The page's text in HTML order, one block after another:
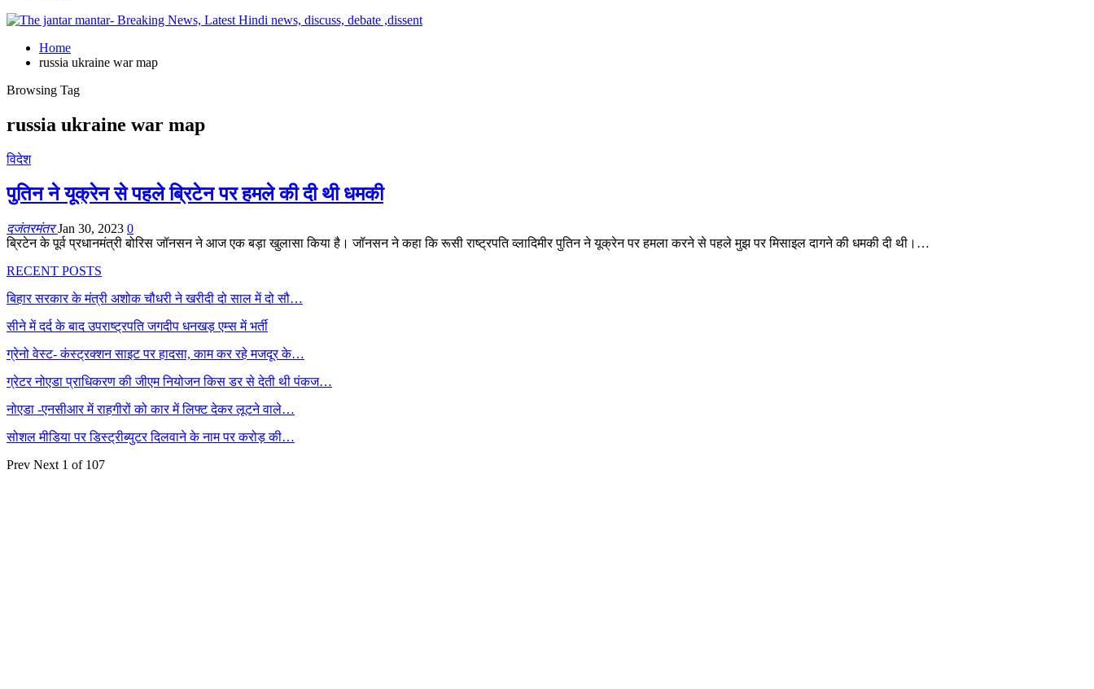
Home
russia ukraine war map
Browsing Tag
russia ukraine war map
विदेश
पुतिन ने यूक्रेन से पहले ब्रिटेन पर हमले की दी थी धमकी
दजंतरमंतरJan 30, 2023 0
ब्रिटेन के पूर्व प्रधानमंत्री बोरिस जॉनसन ने आज एक बड़ा खुलासा किया है। जॉनसन ने कहा कि रूसी राष्ट्रपति व्लादिमीर पुतिन ने यूक्रेन पर हमला करने से पहले मुझ पर मिसाइल दागने की धमकी दी थी।…
RECENT POSTS
बिहार सरकार के मंत्री अशोक चौधरी ने खरीदी दो साल में दो सौ…
सीने में दर्द के बाद उपराष्ट्रपति जगदीप धनखड़ एम्स में भर्ती
ग्रेनो वेस्ट- कंस्ट्रक्शन साइट पर हादसा, काम कर रहे मजदूर के…
ग्रेटर नोएडा प्राधिकरण की जीएम नियोजन किस डर से देती थी पंकज…
नोएडा -एनसीआर में राहगीरों को कार में लिफ्ट देकर लूटने वाले…
सोशल मीडिया पर डिस्ट्रीब्युटर दिलवाने के नाम पर करोड़ की…
Prev Next 1 of 107